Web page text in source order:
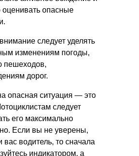
оценивать опасные
следует уделять
изменениям погоды,
пешеходов,
дорог.
опасная ситуация — это
следует
его максимально
Если вы не уверены,
вас водитель, то сначала
индикатором, а